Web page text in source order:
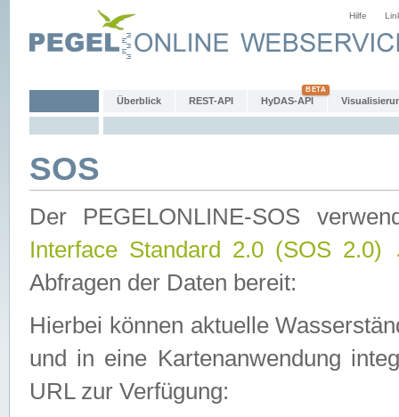
Hilfe
Überblick REST-API HyDAS-API
SOS
Der PEGELONLINE-SOS
Interface Standard 2.0 (SOS 2.0)
Abfragen der Daten bereit:
Hierbei können aktuelle
und in eine Kartenanwendung
URL zur Verfügung: